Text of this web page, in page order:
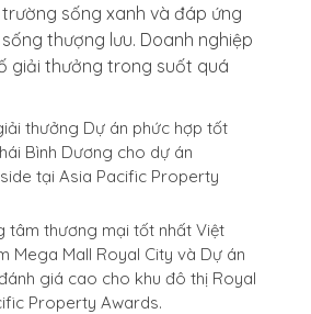
sống xanh và đáp ứng
thượng lưu. Doanh nghiệp
giải thưởng trong suốt quá
thưởng Dự án phức hợp tốt
Bình Dương cho dự án
tại Asia Pacific Property
tâm thương mại tốt nhất Việt
Mega Mall Royal City và Dự án
giá cao cho khu đô thị Royal
Property Awards.